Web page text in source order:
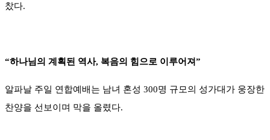
찼다.
“하나님의 계획된 역사, 복음의 힘으로 이루어져”
알파날 주일 연합예배는 남녀 혼성 300명 규모의 성가대가 웅장한
찬양을 선보이며 막을 올렸다.